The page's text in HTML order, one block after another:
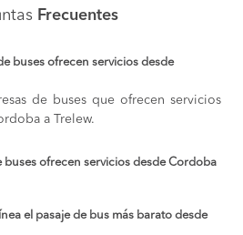
Frecuentes
buses ofrecen servicios desde
de buses que ofrecen servicios
a Trelew.
buses ofrecen servicios desde Cordoba
el pasaje de bus más barato desde